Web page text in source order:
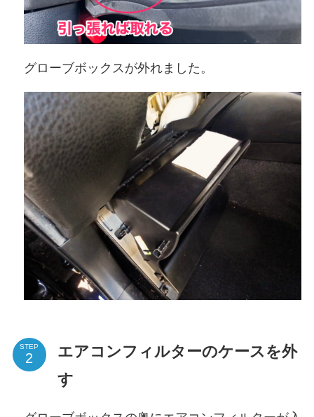
グローブボックスが外れました。
STEP
エアコンフィルターのケースを外
す